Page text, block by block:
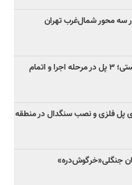
سه محور شمال‌غرب تهران
آخرین وضعیت پل‌های مسیر تندرستی؛ ۳ پل در مرحله اجرا و اتمام
پل فلزی و نصب سنگدال در منطقه
جنگلی«خرگوش‌دره»